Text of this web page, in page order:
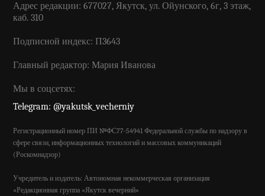
Адрес редакции: 677027, Якутск, ул. Ойунского, 6г, 3 этаж,
каб. 310
Подписной индекс: П3643
Главный редактор: Мария Иванова
Мы в соцсетях:
Telegram: @yakutsk_vecherniy
Регистрационный номер ПИ №ФС77-54941 Федеральной службы по надзору в
сфере связи, информационных технологий и массовых коммуникаций
(Роскомнадзор)
Учредитель и издатель: Автономная некоммерческая организация
«Редакционная группа «Якутск вечерний»